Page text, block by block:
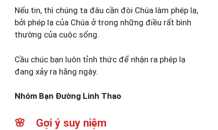
Nếu tin, thì chúng ta đâu cần đòi Chúa làm phép lạ,
bởi phép lạ của Chúa ở trong những điều rất bình
thường của cuộc sống.
Cầu chúc bạn luôn tỉnh thức để nhận ra phép lạ
đang xảy ra hằng ngày.
Nhóm Bạn Đường Linh Thao
🌸 Gợi ý suy niệm